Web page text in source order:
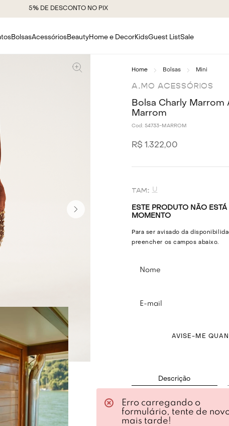
5% DE DESCONTO NO PIX
BolsasAcessóriosBeautyHome e DecorKidsGuest ListSale
Bolsas Mini
A.MO ACESSÓRIOS
Bolsa Charly
Marrom
Cod: 54733-MARROM
R$ 1 .322,00
U
ESTE PRODUTO NÃO
MOMENTO
Para ser avisado da
preencher os campos abaixo.
AVISE-ME
Descrição
Bolsa em veludo com aplicações.
Modelo saco pequeno.
Erro carregando o
formulário, tente de
mais tarde!